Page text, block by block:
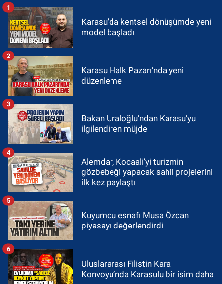
Karasu'da kentsel dönüşümde yeni
model başladı
1
Karasu Halk Pazarı’nda yeni
düzenleme
2
Bakan Uraloğlu’ndan Karasu’yu
ilgilendiren müjde
3
Alemdar, Kocaali’yi turizmin
gözbebeği yapacak sahil projelerini
ilk kez paylaştı
4
Kuyumcu esnafı Musa Özcan
piyasayı değerlendirdi
5
Uluslararası Filistin Kara
Konvoyu’nda Karasulu bir isim daha
6